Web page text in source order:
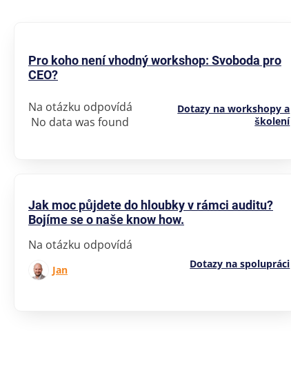
Pro koho není vhodný workshop: Svoboda pro
CEO?
Na otázku odpovídá
No data was found
Dotazy na workshopy a
školení
Jak moc půjdete do hloubky v rámci auditu?
Bojíme se o naše know how.
Na otázku odpovídá
Jan Dotazy na spolupráci